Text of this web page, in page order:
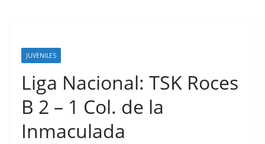
JUVENILES
Liga Nacional: TSK Roces
B 2 – 1 Col. de la
Inmaculada